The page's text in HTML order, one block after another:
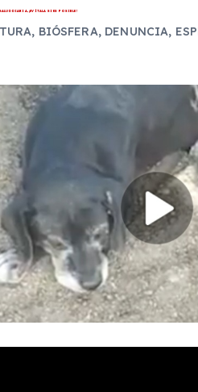
DIARIA, ¡EVÍTALA SI ES POSIBLE!
, BIÓSFERA, DENUNCIA,